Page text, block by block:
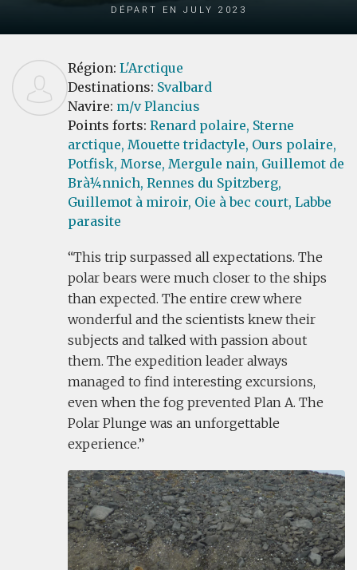
Départ en July 2023
Région: L'Arctique
Destinations: Svalbard
Navire: m/v Plancius
Points forts: Renard polaire, Sterne
arctique, Mouette tridactyle, Ours polaire,
Potfisk, Morse, Mergule nain, Guillemot de
Brà¼nnich, Rennes du Spitzberg,
Guillemot à miroir, Oie à bec court, Labbe
parasite
This trip surpassed all expectations. The
polar bears were much closer to the ships
than expected. The entire crew where
wonderful and the scientists knew their
subjects and talked with passion about
them. The expedition leader always
managed to find interesting excursions,
even when the fog prevented Plan A. The
Polar Plunge was an unforgettable
experience.